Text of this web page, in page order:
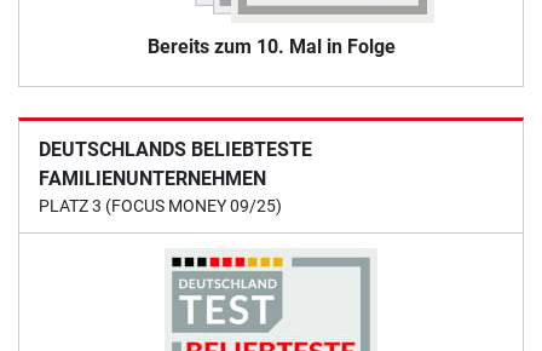
Bereits zum 10. Mal in Folge
DEUTSCHLANDS BELIEBTESTE
FAMILIENUNTERNEHMEN
PLATZ 3 (FOCUS MONEY 09/25)